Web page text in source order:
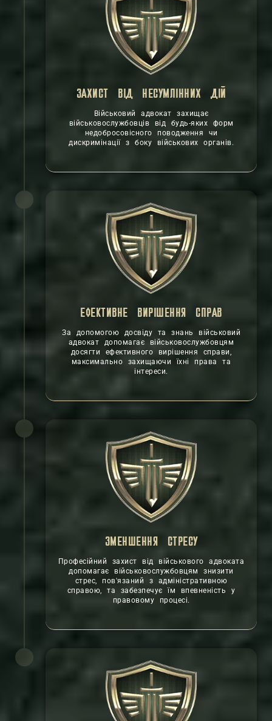
ЗАХИСТ ВІД НЕСУМЛІННИХ ДІЙ
Військовий адвокат захищає
військовослужбовців від будь-яких форм
недобросовісного поводження чи
дискримінації з боку військових органів.
ЕФЕКТИВНЕ ВИРІШЕННЯ СПРАВ
За допомогою досвіду та знань військовий
адвокат допомагає військовослужбовцям
досягти ефективного вирішення справи,
максимально захищаючи їхні права та
інтереси.
ЗМЕНШЕННЯ СТРЕСУ
Професійний захист від військового адвоката
допомагає військовослужбовцям знизити
стрес, пов'язаний з адміністративною
справою, та забезпечує їм впевненість у
правовому процесі.